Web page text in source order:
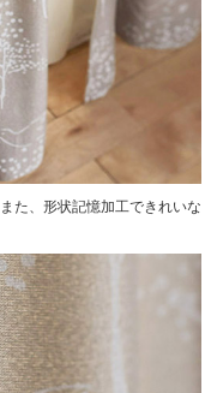
た、形状記憶加工できれいな